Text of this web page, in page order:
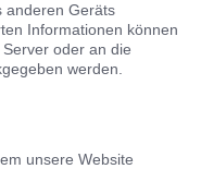
anderen Geräts
Informationen können
oder an die
werden.
unsere Website